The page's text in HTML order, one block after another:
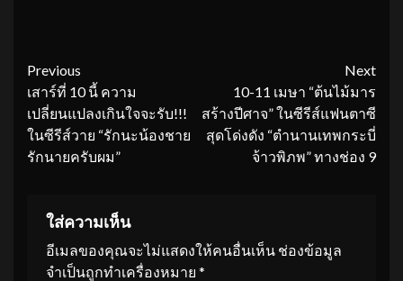
Continue
Reading
Previous
เสาร์ที่ 10 นี้ ความ
เปลี่ยนแปลงเกินใจจะรับ!!!
ในซีรีส์วาย “รักนะน้องชาย
รักนายครับผม”
Next
10-11 เมษา “ต้นไม้มาร
สร้างปีศาจ” ในซีรีส์แฟนตาซี
สุดโด่งดัง “ตำนานเทพกระบี่
จ้าวพิภพ” ทางช่อง 9
ใส่ความเห็น
อีเมลของคุณจะไม่แสดงให้คนอื่นเห็น ช่องข้อมูล
จำเป็นถูกทำเครื่องหมาย *